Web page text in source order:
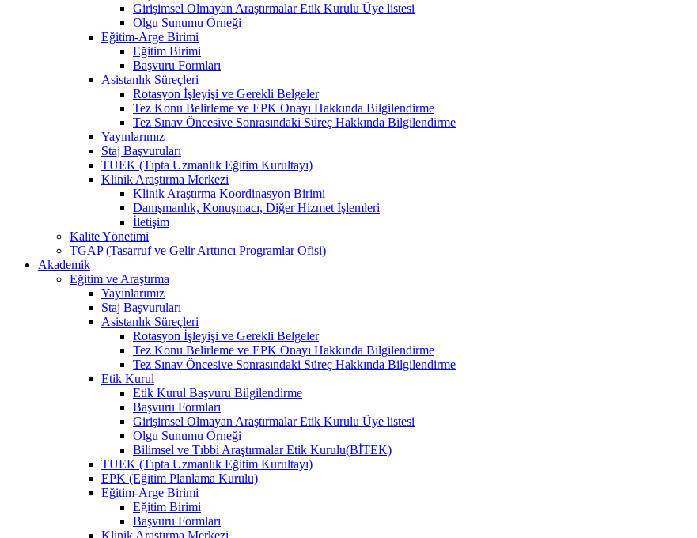
Girişimsel Olmayan Araştırmalar Etik Kurulu Üye listesi
Olgu Sunumu Örneği
Eğitim-Arge Birimi
Eğitim Birimi
Başvuru Formları
Asistanlık Süreçleri
Rotasyon İşleyişi ve Gerekli Belgeler
Tez Konu Belirleme ve EPK Onayı Hakkında Bilgilendirme
Tez Sınav Öncesive Sonrasındaki Süreç Hakkında Bilgilendirme
Yayınlarımız
Staj Başvuruları
TUEK (Tıpta Uzmanlık Eğitim Kurultayı)
Klinik Araştırma Merkezi
Klinik Araştırma Koordinasyon Birimi
Danışmanlık, Konuşmacı, Diğer Hizmet İşlemleri
İletişim
Kalite Yönetimi
TGAP (Tasarruf ve Gelir Arttırıcı Programlar Ofisi)
Akademik
Eğitim ve Araştırma
Yayınlarımız
Staj Başvuruları
Asistanlık Süreçleri
Rotasyon İşleyişi ve Gerekli Belgeler
Tez Konu Belirleme ve EPK Onayı Hakkında Bilgilendirme
Tez Sınav Öncesive Sonrasındaki Süreç Hakkında Bilgilendirme
Etik Kurul
Etik Kurul Başvuru Bilgilendirme
Başvuru Formları
Girişimsel Olmayan Araştırmalar Etik Kurulu Üye listesi
Olgu Sunumu Örneği
Bilimsel ve Tıbbi Araştırmalar Etik Kurulu(BİTEK)
TUEK (Tıpta Uzmanlık Eğitim Kurultayı)
EPK (Eğitim Planlama Kurulu)
Eğitim-Arge Birimi
Eğitim Birimi
Başvuru Formları
Klinik Araştırma Merkezi